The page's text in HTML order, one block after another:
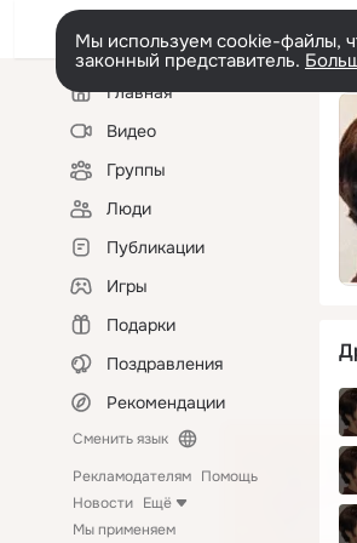
Мы используем cookie-файлы,
законный представитель.
Левая
колонкаГлавная
Видео
Группы
Люди
Публикации
Игры
Подарки
Поздравления
Рекомендации
Сменить язык
Рекламодателям Помощь
Новости Ещё
Мы применяем